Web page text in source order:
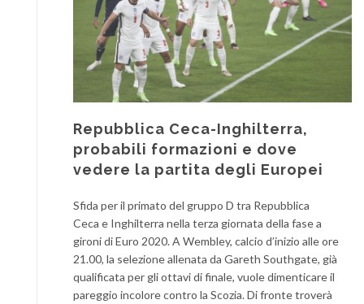
Repubblica Ceca-Inghilterra,
probabili formazioni e dove
vedere la partita degli Europei
Sfida per il primato del gruppo D tra Repubblica
Ceca e Inghilterra nella terza giornata della fase a
gironi di Euro 2020. A Wembley, calcio d’inizio alle ore
21.00, la selezione allenata da Gareth Southgate, già
qualificata per gli ottavi di finale, vuole dimenticare il
pareggio incolore contro la Scozia. Di fronte troverà